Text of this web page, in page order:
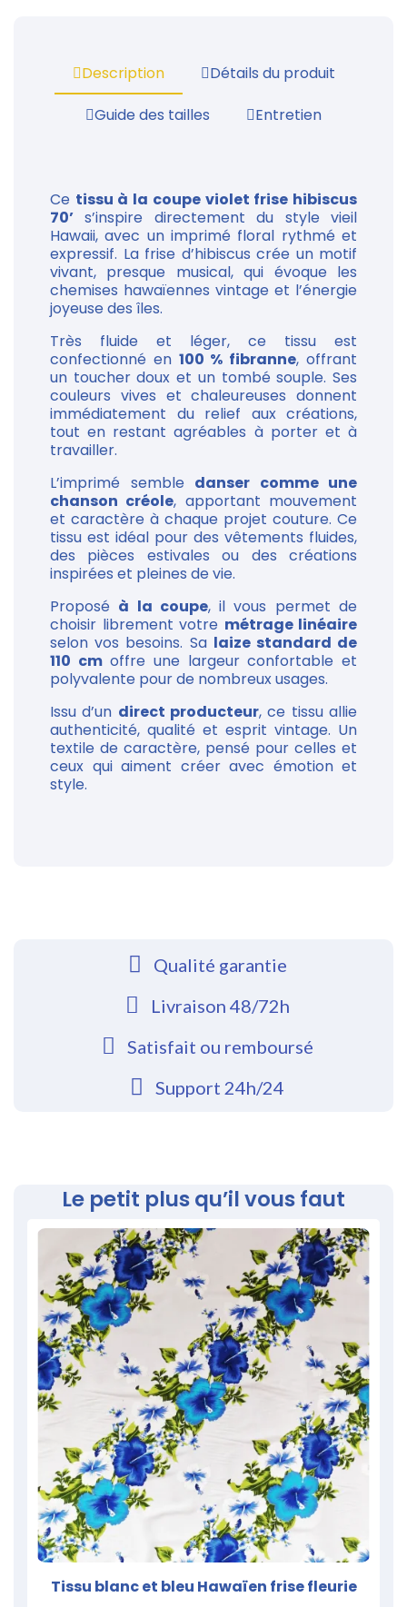
Description
Détails du produit
Guide des tailles
Entretien
Ce tissu à la coupe violet frise hibiscus
70’ s’inspire directement du style vieil
Hawaii, avec un imprimé floral rythmé et
expressif. La frise d’hibiscus crée un motif
vivant, presque musical, qui évoque les
chemises hawaïennes vintage et l’énergie
joyeuse des îles.
Très fluide et léger, ce tissu est
confectionné en 100 % fibranne, offrant
un toucher doux et un tombé souple. Ses
couleurs vives et chaleureuses donnent
immédiatement du relief aux créations,
tout en restant agréables à porter et à
travailler.
L’imprimé semble danser comme une
chanson créole, apportant mouvement
et caractère à chaque projet couture. Ce
tissu est idéal pour des vêtements fluides,
des pièces estivales ou des créations
inspirées et pleines de vie.
Proposé à la coupe, il vous permet de
choisir librement votre métrage linéaire
selon vos besoins. Sa laize standard de
110 cmoffre une largeur confortable et
polyvalente pour de nombreux usages.
Issu d’un direct producteur, ce tissu allie
authenticité, qualité et esprit vintage. Un
textile de caractère, pensé pour celles et
ceux qui aiment créer avec émotion et
style.
Qualité garantie
Livraison 48/72h
Satisfait ou remboursé
Support 24h/24
Le petit plus qu’il vous faut
Tissu blanc et bleu Hawaïen frise fleurie